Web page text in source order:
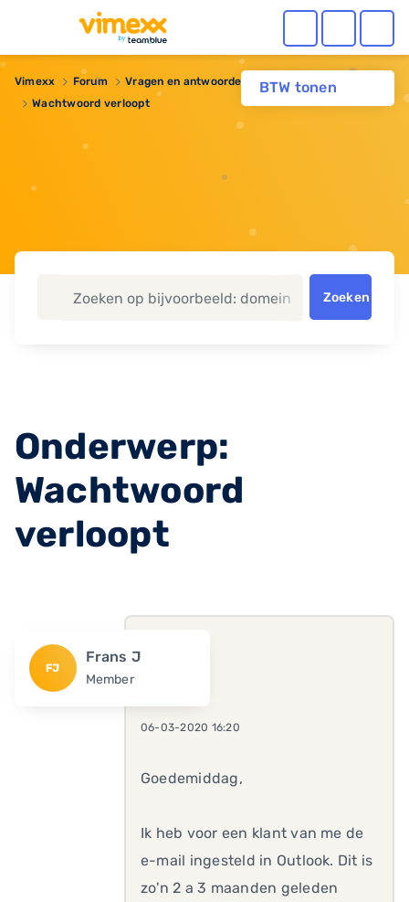
BTW tonen
Vimexx Forum Vragen en antwoorden
Webhosting
Wachtwoord verloopt
Zoeken
Onderwerp:
Wachtwoord
verloopt
FJ
Frans J
Member
06-03-2020 16:20
Goedemiddag,
Ik heb voor een klant van me de
e-mail ingesteld in Outlook. Dit is
zo'n 2 a 3 maanden geleden